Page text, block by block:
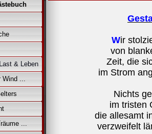
& Leben
Wind ...
...
Wir
von
Zeit, die
im Strom
Nichts
im tristen
die allesamt
verzweifelt